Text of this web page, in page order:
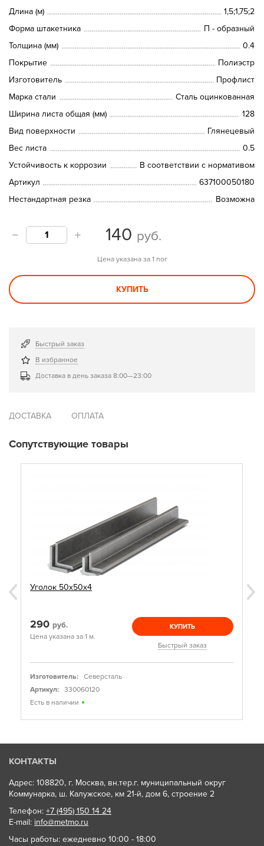
Длина (м)
1,5;1,75;2
Форма штакетника
П - образный
Толщина (мм)
0.4
Покрытие
Полиэстр
Изготовитель
Профлист
Марка стали
Сталь оцинкованная
Ширина листа общая (мм)
128
Вид поверхности
Глянецевый
Вес листа
0.5
Устойчивость к коррозии
В соответствии с нормативом
Артикул
637100050180
Нестандартная резка
Возможна
140 руб.
Цена указана за 1 пог
КУПИТЬ
Быстрый заказ
В избранное
Доставка в день заказа 8:00—23:00
ДОСТАВКА ОПЛАТА
Сопутствующие товары
Уголок 50х50х4
290 руб.
Цена указана за 1 м.
КУПИТЬ
Быстрый заказ
Изготовитель:
Северсталь
Артикул:
330060120
Есть в наличии
КОНТАКТЫ
Адрес: 108820, г. Москва, вн.тер.г. муниципальный округ
Коммунарка, ш. Калужское, км 21-й, дом 6, строение 2
Телефон: +7 (495) 150 14 24
E-mail: info@metmo.ru
Часы работы: ежедневно 10:00 - 18:00